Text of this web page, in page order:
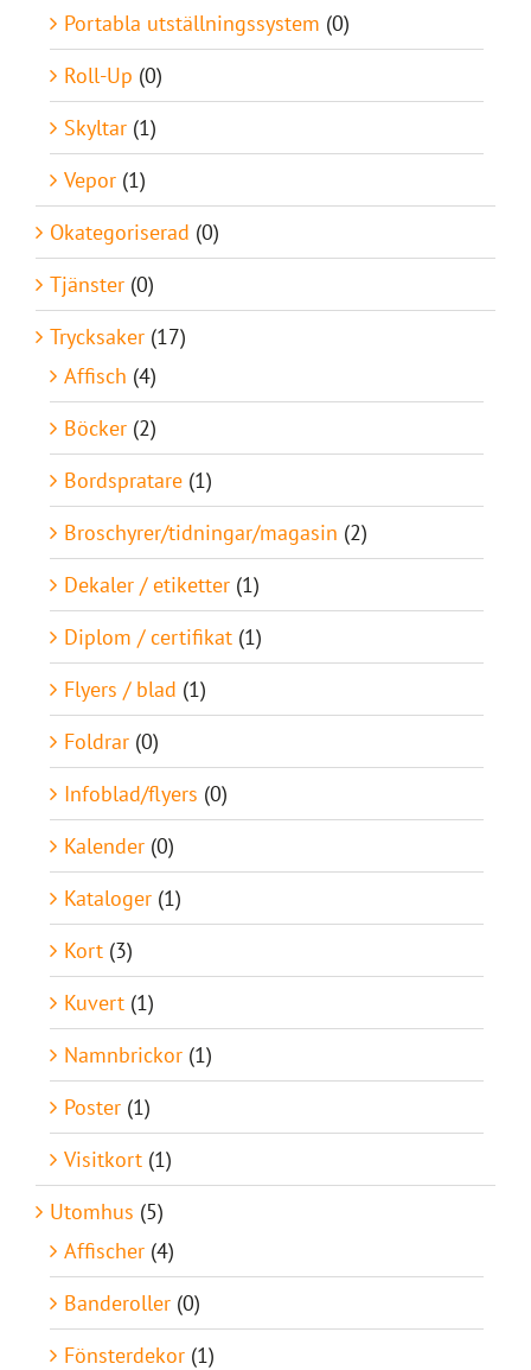
Portabla utställningssystem (0)
Roll-Up (0)
Skyltar (1)
Vepor (1)
Okategoriserad (0)
Tjänster (0)
Trycksaker (17)
Affisch (4)
Böcker (2)
Bordspratare (1)
Broschyrer/tidningar/magasin (2)
Dekaler / etiketter (1)
Diplom / certifikat (1)
Flyers / blad (1)
Foldrar (0)
Infoblad/flyers (0)
Kalender (0)
Kataloger (1)
Kort (3)
Kuvert (1)
Namnbrickor (1)
Poster (1)
Visitkort (1)
Utomhus (5)
Affischer (4)
Banderoller (0)
Fönsterdekor (1)